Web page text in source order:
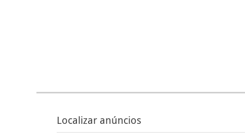
Localizar anúncios